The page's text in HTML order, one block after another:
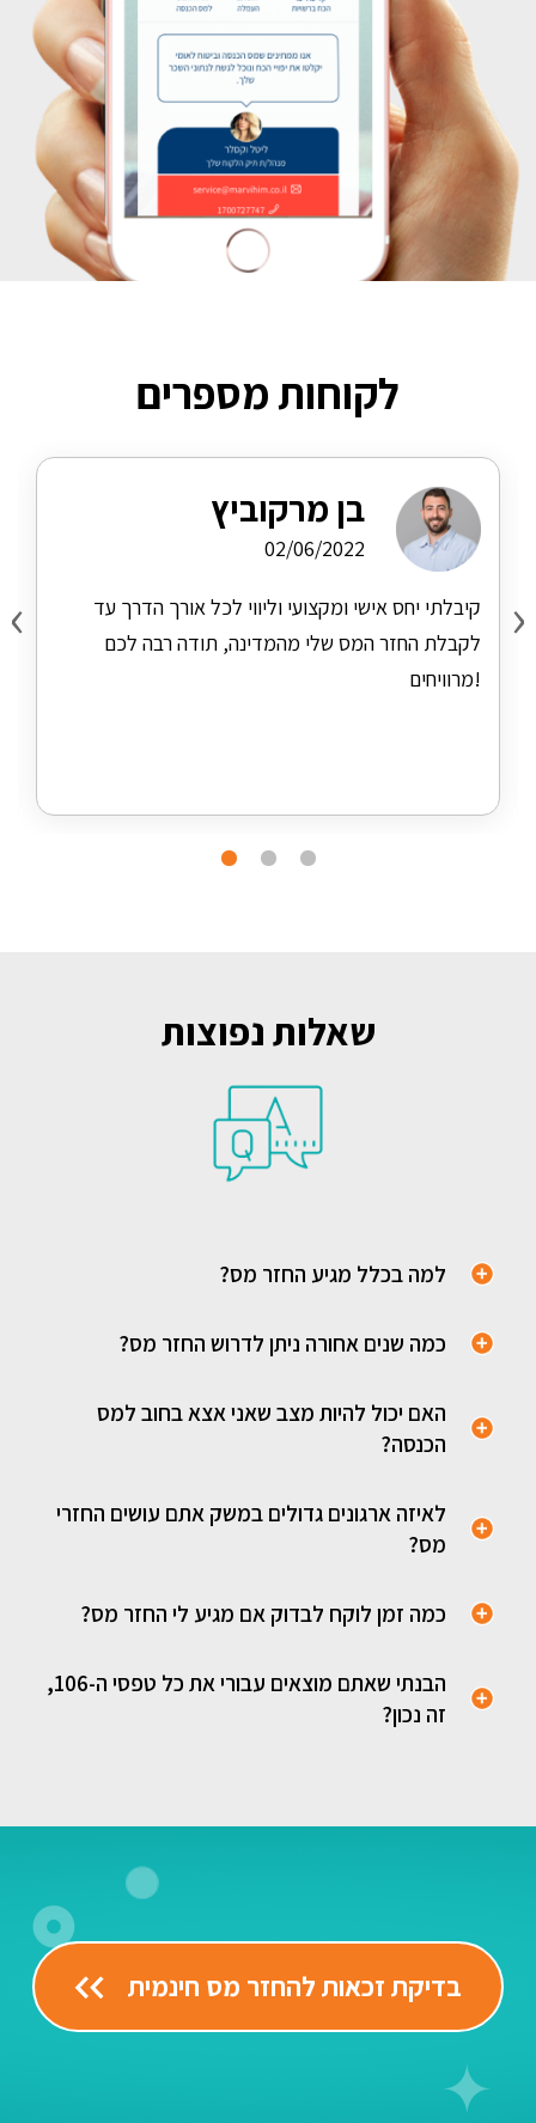
לקוחות מספרים
בן מרקוביץ
02/06/2022
קיבלתי יחס אישי ומקצועי וליווי לכל אורך הדרך עד
לקבלת החזר המס שלי מהמדינה, תודה רבה לכם
מרוויחים!
‹ ›
שאלות נפוצות
למה בכלל מגיע החזר מס?
כמה שנים אחורה ניתן לדרוש החזר מס?
האם יכול להיות מצב שאני אצא בחוב למס
הכנסה?
לאיזה ארגונים גדולים במשק אתם עושים החזרי
מס?
כמה זמן לוקח לבדוק אם מגיע לי החזר מס?
הבנתי שאתם מוצאים עבורי את כל טפסי ה-106,
זה נכון?
בדיקת זכאות להחזר מס חינמית